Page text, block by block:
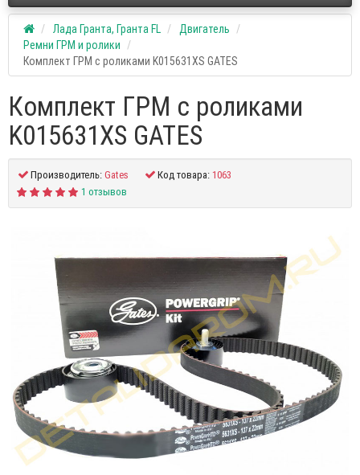
Лада Гранта, Гранта FL
Двигатель
Ремни ГРМ и ролики
Комплект ГРМ с роликами K015631XS GATES
Комплект ГРМ с роликами
K015631XS GATES
Производитель:Gates Код товара:1063
1 отзывов